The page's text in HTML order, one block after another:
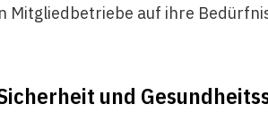
Mitgliedbetriebe auf ihre
und